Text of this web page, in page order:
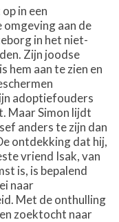
in een
omgeving aan de
in het niet-
Zijn joodse
hem aan te zien en
adoptiefouders
Maar Simon lijdt
anders te zijn dan
ontdekking dat hij,
vriend Isak, van
is, is bepalend
naar
Met de onthulling
zoektocht naar